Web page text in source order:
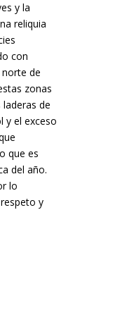
y la
reliquia
con
de
zonas
laderas de
y el exceso
que es
del año.
lo
y